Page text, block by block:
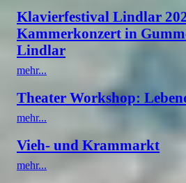
Klavierfestival Lindlar
Kammerkonzert in
Lindlar
mehr...
Theater Workshop:
mehr...
Vieh- und Krammarkt
mehr...